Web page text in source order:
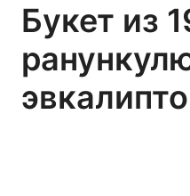
Букет из